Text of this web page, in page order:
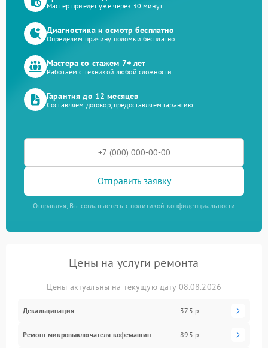
Мастер приедет уже через 30 минут
Диагностика и осмотр бесплатно
Определим причину поломки бесплатно
Мастера со стажем 7+ лет
Работаем с техникой любой сложности
Гарантия до 12 месяцев
Составляем договор, предоставляем гарантию
Отправить заявку
Отправляя, Вы соглашаетесь с политикой конфиденциальности
Цены на услуги ремонта
Цены актуальны на текущую дату 08.08.2026
Декальцинация 375 р
Ремонт микровыключателя кофемашин 895 р